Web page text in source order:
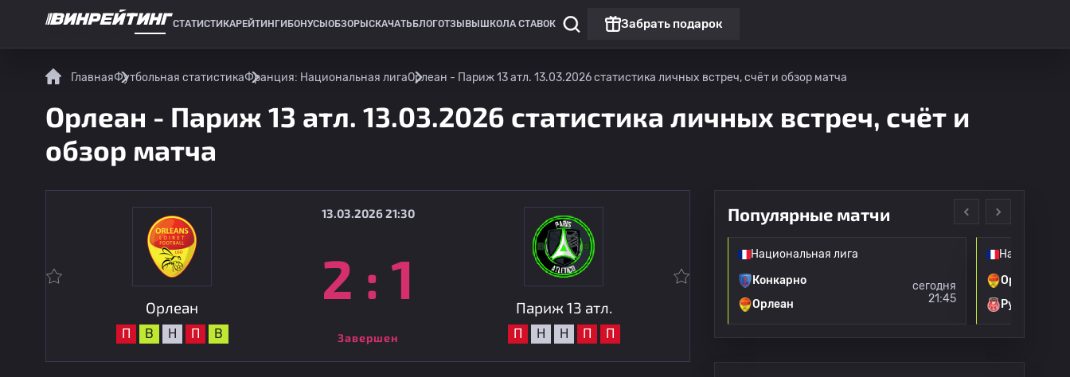
СТАТИСТИКАРЕЙТИНГИ БОНУСЫ ОБЗОРЫ СКАЧАТЬ БЛОГОТЗЫВЫ ШКОЛА СТАВОК Забрать подарок
ГлавнаяФутбольная статистикаФранция: Национальная лигаОрлеан - Париж 13 атл. 13.03.2026 статистика личных встреч, счёт и обзор матча
Орлеан - Париж 13 атл. 13.03.2026 статистика личных встреч, счёт и
обзор матча
Орлеан
П В Н П В
13.03.2026 21:30
2 : 1
Завершен
Париж 13 атл.
П Н Н П П
Популярные матчи
Национальная лига
Вильфранс
Париж 13 атл.
14.08
Национальная лига
Конкарно
Орлеан
сегодня
21:45
Орлеан
Руан